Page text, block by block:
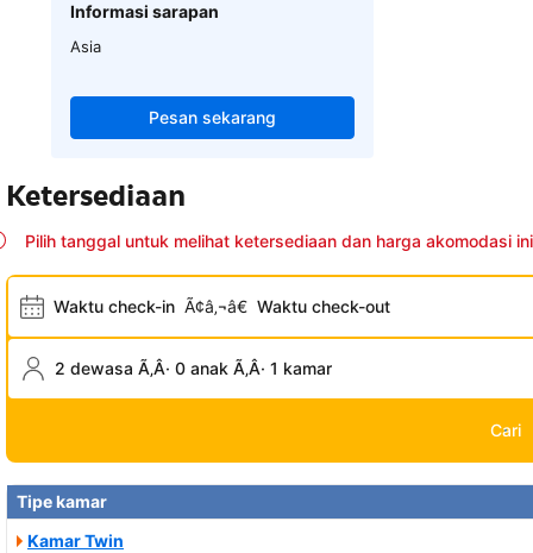
Informasi sarapan
Asia
Pesan sekarang
Ketersediaan
Pilih tanggal untuk melihat ketersediaan dan harga akomodasi ini
Waktu check-in Ã¢â‚¬â€ Waktu check-out
2 dewasa Ã‚Â· 0 anak Ã‚Â· 1 kamar
Cari
Tipe kamar
Kamar Twin